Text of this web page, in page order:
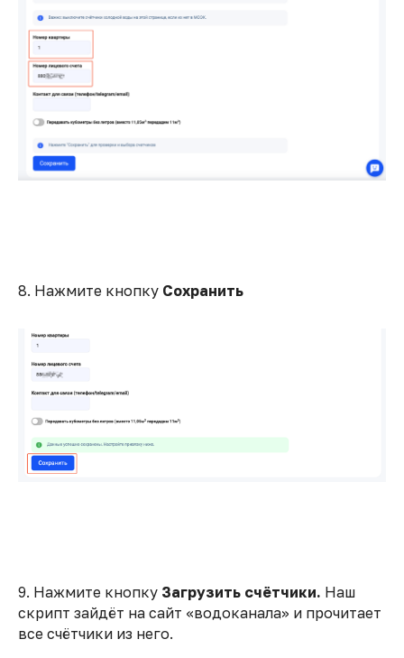
8. Нажмите кнопку Сохранить
9. Нажмите кнопку Загрузить счётчики. Наш
скрипт зайдёт на сайт «водоканала» и прочитает
все счётчики из него.